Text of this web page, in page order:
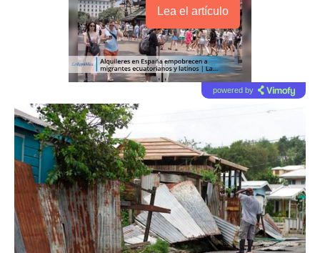
Lea el artículo
powered by